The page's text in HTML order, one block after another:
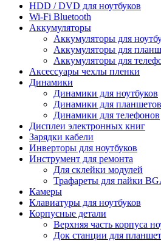
HDD / DVD для ноутбуков
Wi-Fi Bluetooth
Аккумуляторы
Аккумуляторы для
Аккумуляторы для
Аккумуляторы для
Аксессуары чехлы пленки
Динамики
Динамики для ноутбуков
Динамики для планшетов
Динамики для телефонов
Дисплеи электронных книг
Зарядки кабели
Инверторы для ноутбуков
Инструмент для ремонта
Для склейки модулей
Трафареты для пайки
Камеры
Клавиатуры для ноутбуков
Корпусные детали
Верхняя часть корпуса
Док станции для